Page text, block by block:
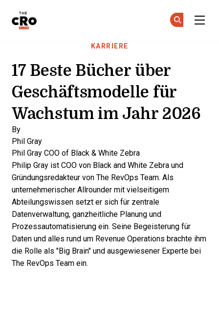
KARRIERE
17 Beste Bücher über
Geschäftsmodelle für
Wachstum im Jahr 2026
By
Phil Gray
Phil Gray COO of Black & White Zebra
Philip Gray ist COO von Black and White Zebra und
Gründungsredakteur von The RevOps Team. Als
unternehmerischer Allrounder mit vielseitigem
Abteilungswissen setzt er sich für zentrale
Datenverwaltung, ganzheitliche Planung und
Prozessautomatisierung ein. Seine Begeisterung für
Daten und alles rund um Revenue Operations brachte ihm
die Rolle als "Big Brain" und ausgewiesener Experte bei
The RevOps Team ein.